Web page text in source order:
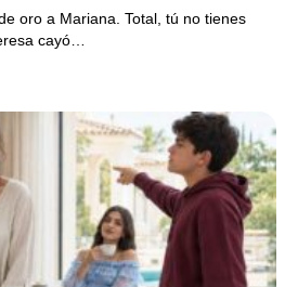
por espinas no merecía 50
guardó silencio, así que
que preparara la fiesta. Ella
ocultar.
oro a Mariana. Total, tú no tienes
cayó…